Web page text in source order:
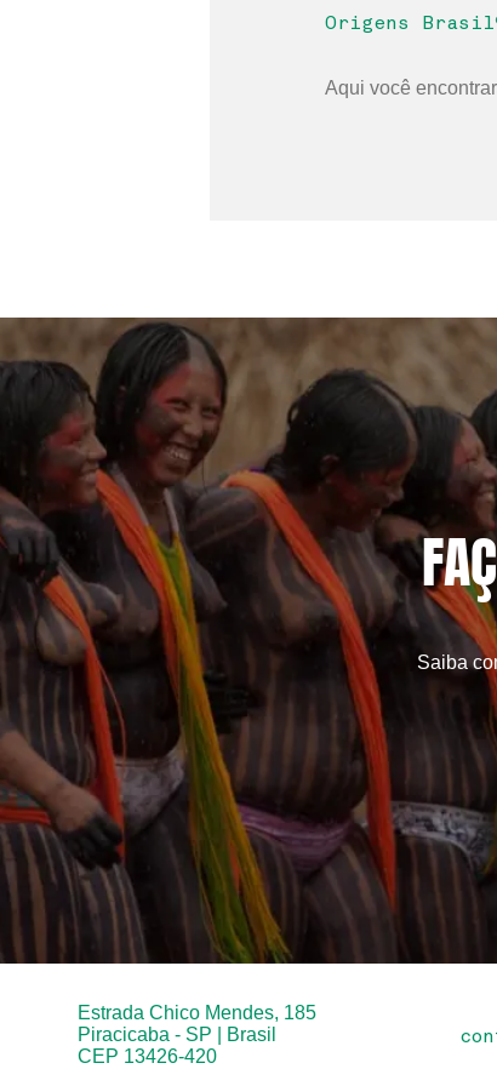
Origens Brasil
Aqui você
Saiba
Estrada Chico Mendes, 185
Piracicaba - SP | Brasil
CEP 13426-420